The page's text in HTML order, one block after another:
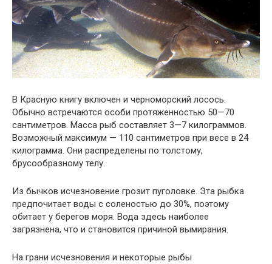
В Красную книгу включен и черноморский лосось.
Обычно встречаются особи протяженностью 50—70
сантиметров. Масса рыб составляет 3—7 килограммов.
Возможный максимум — 110 сантиметров при весе в 24
килограмма. Они распределены по толстому,
брусообразному телу.
Из бычков исчезновение грозит пуголовке. Эта рыбка
предпочитает воды с соленостью до 30%, поэтому
обитает у берегов моря. Вода здесь наиболее
загрязнена, что и становится причиной вымирания.
На грани исчезновения и некоторые рыбы